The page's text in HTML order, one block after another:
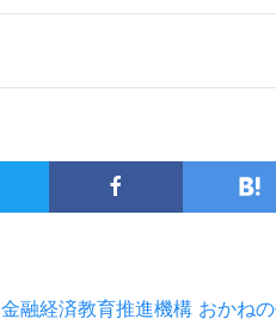
金融経済教育推進機構 おかね